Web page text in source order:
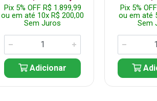
Pix 5% OFF R$ 1.899,99
ou em até 10x R$ 200,00
Sem Juros
Adicionar
Pix 5%
ou em até
Sem